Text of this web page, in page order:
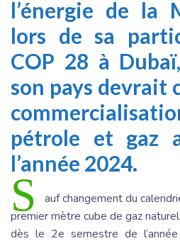
l’énergie de la
lors de sa
COP 28 à
son pays devrait
pétrole et gaz
l’année 2024.
S
auf changement du
premier mètre cube de gaz
dès le 2e semestre de